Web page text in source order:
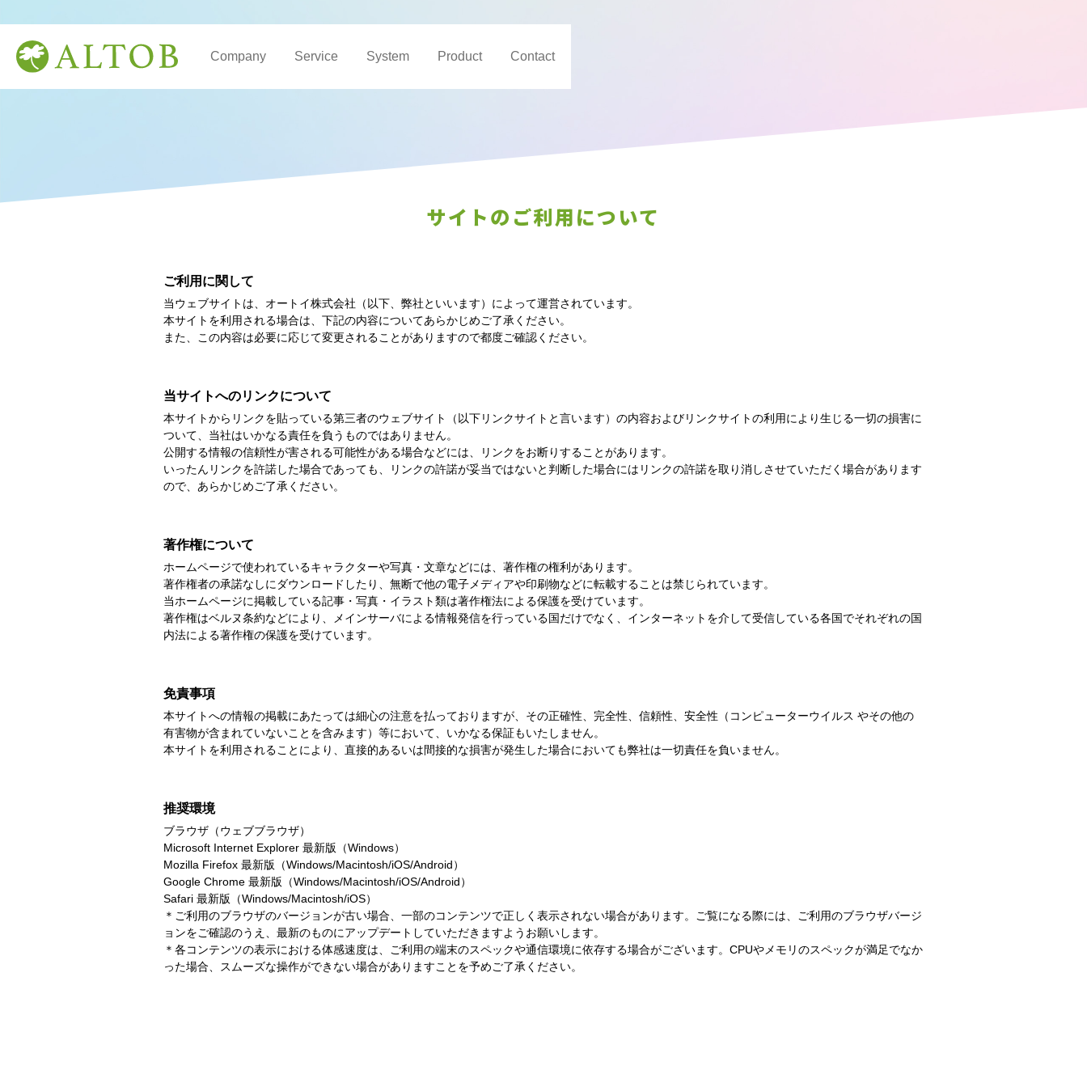
Company Service System Product Contact
サイトのご利用について
ご利用に関して
当ウェブサイトは、オートイ株式会社（以下、弊社といいます）によって運営されています。
本サイトを利用される場合は、下記の内容についてあらかじめご了承ください。
また、この内容は必要に応じて変更されることがありますので都度ご確認ください。
当サイトへのリンクについて
本サイトからリンクを貼っている第三者のウェブサイト（以下リンクサイトと言います）の内容およびリンクサイトの利用により生じる一切の損害に
ついて、当社はいかなる責任を負うものではありません。
公開する情報の信頼性が害される可能性がある場合などには、リンクをお断りすることがあります。
いったんリンクを許諾した場合であっても、リンクの許諾が妥当ではないと判断した場合にはリンクの許諾を取り消しさせていただく場合があります
ので、あらかじめご了承ください。
著作権について
ホームページで使われているキャラクターや写真・文章などには、著作権の権利があります。
著作権者の承諾なしにダウンロードしたり、無断で他の電子メディアや印刷物などに転載することは禁じられています。
当ホームページに掲載している記事・写真・イラスト類は著作権法による保護を受けています。
著作権はベルヌ条約などにより、メインサーバによる情報発信を行っている国だけでなく、インターネットを介して受信している各国でそれぞれの国
内法による著作権の保護を受けています。
免責事項
本サイトへの情報の掲載にあたっては細心の注意を払っておりますが、その正確性、完全性、信頼性、安全性（コンピューターウイルス やその他の
有害物が含まれていないことを含みます）等において、いかなる保証もいたしません。
本サイトを利用されることにより、直接的あるいは間接的な損害が発生した場合においても弊社は一切責任を負いません。
推奨環境
ブラウザ（ウェブブラウザ）
Microsoft Internet Explorer 最新版（Windows）
Mozilla Firefox 最新版（Windows/Macintosh/iOS/Android）
Google Chrome 最新版（Windows/Macintosh/iOS/Android）
Safari 最新版（Windows/Macintosh/iOS）
＊ご利用のブラウザのバージョンが古い場合、一部のコンテンツで正しく表示されない場合があります。ご覧になる際には、ご利用のブラウザバージ
ョンをご確認のうえ、最新のものにアップデートしていただきますようお願いします。
＊各コンテンツの表示における体感速度は、ご利用の端末のスペックや通信環境に依存する場合がございます。CPUやメモリのスペックが満足でなか
った場合、スムーズな操作ができない場合がありますことを予めご了承ください。